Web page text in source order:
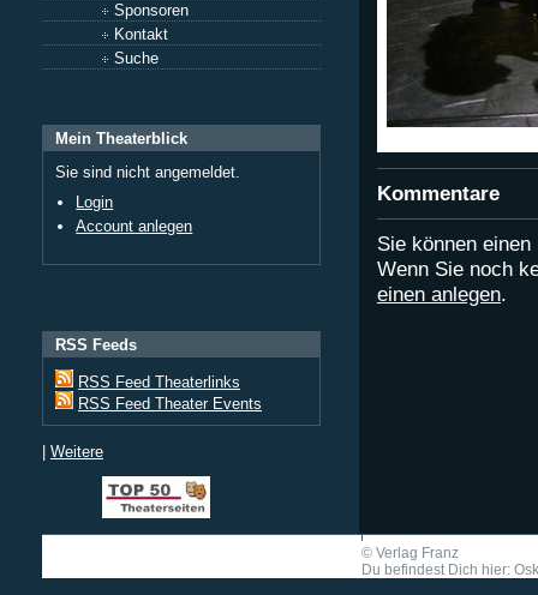
Sponsoren
Kontakt
Suche
Mein Theaterblick
Sie sind nicht angemeldet.
Login
Account anlegen
RSS Feeds
RSS Feed Theaterlinks
RSS Feed Theater Events
| Weitere
Kommentare
Sie können
Wenn Sie noch
einen anlegen.
© Verlag Franz
Du befindest Dich hier: